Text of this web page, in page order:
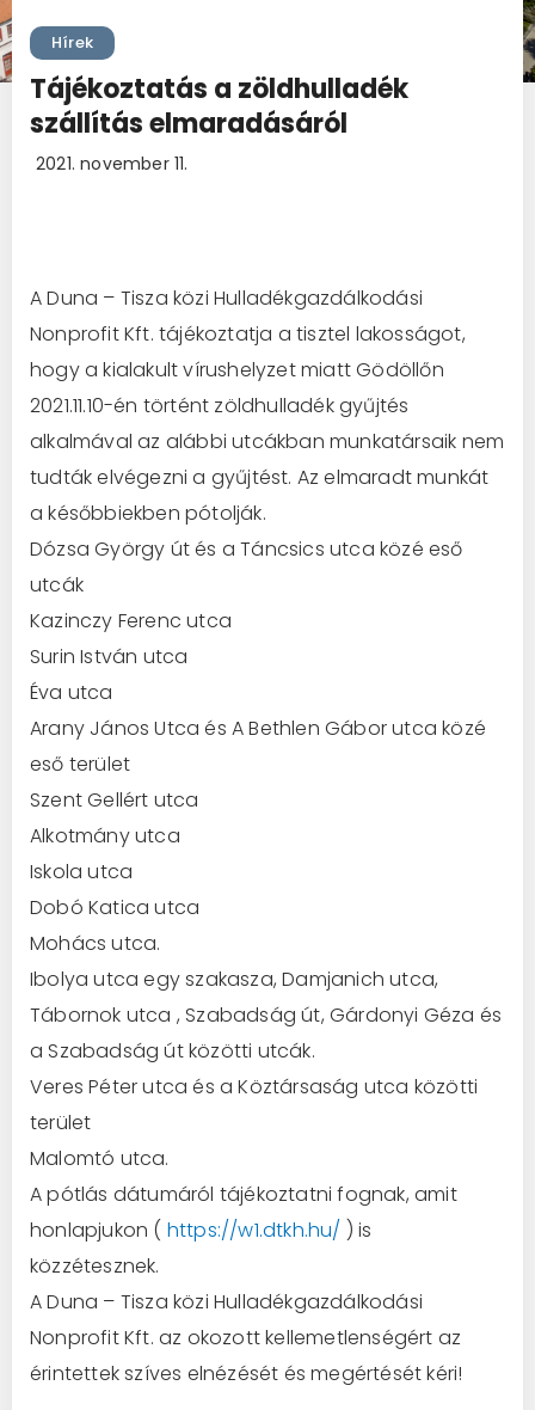
Hírek
Tájékoztatás a zöldhulladék
szállítás elmaradásáról
2021. november 11.
A Duna – Tisza közi Hulladékgazdálkodási
Nonprofit Kft. tájékoztatja a tisztel lakosságot,
hogy a kialakult vírushelyzet miatt Gödöllőn
2021.11.10-én történt zöldhulladék gyűjtés
alkalmával az alábbi utcákban munkatársaik nem
tudták elvégezni a gyűjtést. Az elmaradt munkát
a későbbiekben pótolják.
Dózsa György út és a Táncsics utca közé eső
utcák
Kazinczy Ferenc utca
Surin István utca
Éva utca
Arany János Utca és A Bethlen Gábor utca közé
eső terület
Szent Gellért utca
Alkotmány utca
Iskola utca
Dobó Katica utca
Mohács utca.
Ibolya utca egy szakasza, Damjanich utca,
Tábornok utca , Szabadság út, Gárdonyi Géza és
a Szabadság út közötti utcák.
Veres Péter utca és a Köztársaság utca közötti
terület
Malomtó utca.
A pótlás dátumáról tájékoztatni fognak, amit
honlapjukon ( https://w1.dtkh.hu/ ) is
közzétesznek.
A Duna – Tisza közi Hulladékgazdálkodási
Nonprofit Kft. az okozott kellemetlenségért az
érintettek szíves elnézését és megértését kéri!